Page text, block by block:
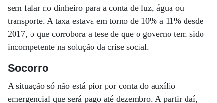
sem falar no dinheiro para a conta de luz, água ou
transporte. A taxa estava em torno de 10% a 11% desde
2017, o que corrobora a tese de que o governo tem sido
incompetente na solução da crise social.
Socorro
A situação só não está pior por conta do auxílio
emergencial que será pago até dezembro. A partir daí,